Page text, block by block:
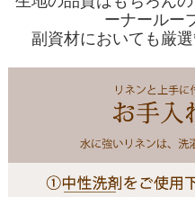
ーナールー
副資材においても厳